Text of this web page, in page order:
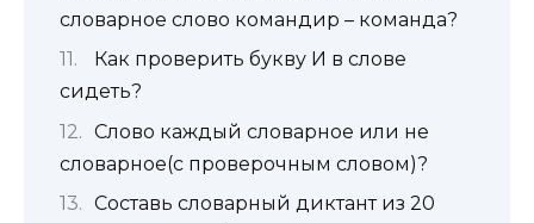
словарное слово командир – команда?
Как проверить букву И в слове
сидеть?
Слово каждый словарное или не
словарное(с проверочным словом)?
Составь словарный диктант из 20